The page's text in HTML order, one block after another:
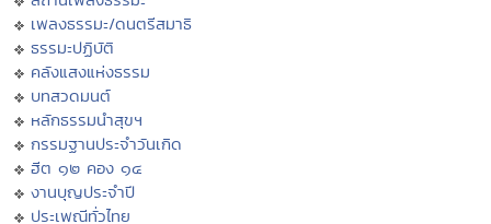
เพลงธรรมะ/ดนตรีสมาธิ
ธรรมะปฏิบัติ
คลังแสงแห่งธรรม
บทสวดมนต์
หลักธรรมนำสุขฯ
กรรมฐานประจำวันเกิด
ฮีต ๑๒ คอง ๑๔
งานบุญประจำปี
ประเพณีทั่วไทย